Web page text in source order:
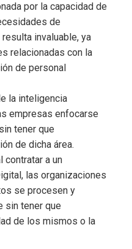
por la capacidad de
de
resulta invaluable, ya
relacionadas con la
de personal
la inteligencia
empresas enfocarse
tener que
de dicha área.
contratar a un
las organizaciones
se procesen y
sin tener que
de los mismos o la